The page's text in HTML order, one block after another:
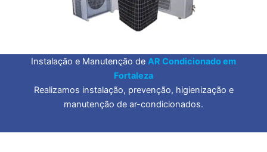
Instalação e Manutenção de AR Condicionado em
Fortaleza
Realizamos instalação, prevenção, higienização e
manutenção de ar-condicionados.